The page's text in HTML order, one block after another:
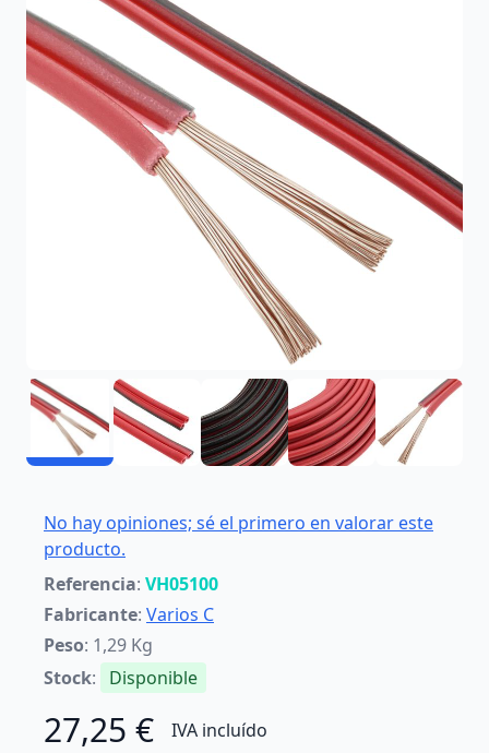
No hay opiniones; sé el primero en valorar este
producto.
Referencia: VH05100
Fabricante: Varios C
Peso: 1,29 Kg
Stock: Disponible
27,25 € IVA incluído